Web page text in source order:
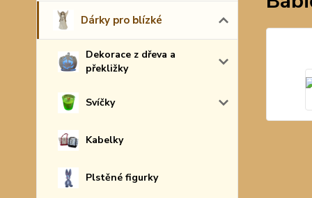
Dárky pro blízké
Dekorace z dřeva a
překližky
Svíčky
Kabelky
Plstěné figurky